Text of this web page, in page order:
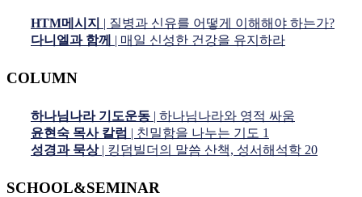
HTM메시지 | 질병과 신유를 어떻게 이해해야 하는가?
다니엘과 함께
| 매일 신성한 건강을 유지하라
COLUMN
하나님나라 기도운동 | 하나님나라와 영적 싸움
윤현숙 목사 칼럼 | 친밀함을 나누는 기도 1
성경과 묵상| 킹덤빌더의 말씀 산책, 성서해석학 20
SCHOOL&SEMINAR